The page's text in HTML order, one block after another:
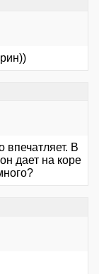
впечатляет. В
дает на коре